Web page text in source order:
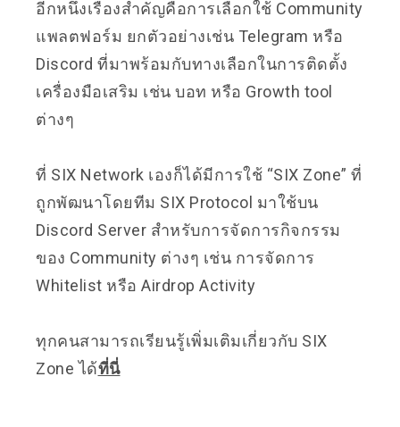
อีกหนึ่งเรื่องสำคัญคือการเลือกใช้ Community
แพลตฟอร์ม ยกตัวอย่างเช่น Telegram หรือ
Discord ที่มาพร้อมกับทางเลือกในการติดตั้ง
เครื่องมือเสริม เช่น บอท หรือ Growth tool
ต่างๆ
ที่ SIX Network เองก็ได้มีการใช้ “SIX Zone” ที่
ถูกพัฒนาโดยทีม SIX Protocol มาใช้บน
Discord Server สำหรับการจัดการกิจกรรม
ของ Community ต่างๆ เช่น การจัดการ
Whitelist หรือ Airdrop Activity
ทุกคนสามารถเรียนรู้เพิ่มเติมเกี่ยวกับ SIX
Zone ได้ที่นี่